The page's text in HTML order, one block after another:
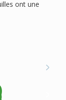
ont une